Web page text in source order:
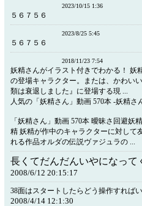
2023/10/15 1:36
５６７５６
2023/8/25 5:45
５６７５６
2018/11/23 7:54
妖精さんがイラスト付きでわかる！ 妖
の登場キャラクター。または、かわい
類は衰退しました』に登場する現 ...
人気の「妖精さん」動画 570本 -妖精さ
「妖精さん」動画 570本 曖昧さ回避
精 妖精が作中のキャラクターに対して
れる作品オルダの伝説ヴァジュラの ...
長くてだんだんいやになって
2008/6/12 20:15:17
38面はスタートしたらどう操作すれば
2008/4/14 12:1:30